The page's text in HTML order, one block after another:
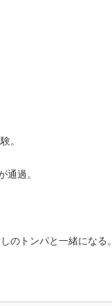
。
通過。
のトンパと一緒になる。